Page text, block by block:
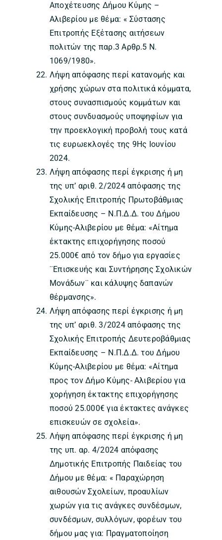
Αποχέτευσης Δήμου Κύμης –
Αλιβερίου με θέμα: « Σύστασης
Επιτροπής Εξέτασης αιτήσεων
πολιτών της παρ.3 Αρθρ.5 Ν.
1069/1980».
Λήψη απόφασης περί κατανομής και
χρήσης χώρων στα πολιτικά κόμματα,
στους συνασπισμούς κομμάτων και
στους συνδυασμούς υποψηφίων για
την προεκλογική προβολή τους κατά
τις ευρωεκλογές της 9Ης Ιουνίου
2024.
Λήψη απόφασης περί έγκρισης ή μη
της υπ’ αριθ. 2/2024 απόφασης της
Σχολικής Επιτροπής Πρωτοβάθμιας
Εκπαίδευσης – Ν.Π.Δ.Δ. του Δήμου
Κύμης-Αλιβερίου με θέμα: «Αίτημα
έκτακτης επιχορήγησης ποσού
25.000€ από τον δήμο για εργασίες
¨Επισκευής και Συντήρησης Σχολικών
Μονάδων¨ και κάλυψης δαπανών
θέρμανσης».
Λήψη απόφασης περί έγκρισης ή μη
της υπ’ αριθ. 3/2024 απόφασης της
Σχολικής Επιτροπής Δευτεροβάθμιας
Εκπαίδευσης – Ν.Π.Δ.Δ. του Δήμου
Κύμης-Αλιβερίου με θέμα: «Αίτημα
προς τον Δήμο Κύμης- Αλιβερίου για
χορήγηση έκτακτης επιχορήγησης
ποσού 25.000€ για έκτακτες ανάγκες
επισκευών σε σχολεία».
Λήψη απόφασης περί έγκρισης ή μη
της υπ. αρ. 4/2024 απόφασης
Δημοτικής Επιτροπής Παιδείας του
Δήμου με θέμα: « Παραχώρηση
αιθουσών Σχολείων, προαυλίων
χωρών για τις ανάγκες συνδέσμων,
συνδέσμων, συλλόγων, φορέων του
δήμου μας για: Πραγματοποίηση